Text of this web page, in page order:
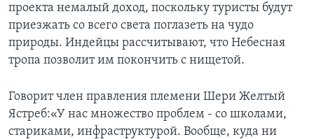
проекта немалый доход, поскольку туристы будут
приезжать со всего света поглазеть на чудо
природы. Индейцы рассчитывают, что Небесная
тропа позволит им покончить с нищетой.
Говорит член правления племени Шери Желтый
Ястреб:«У нас множество проблем - со школами,
стариками, инфраструктурой. Вообще, куда ни